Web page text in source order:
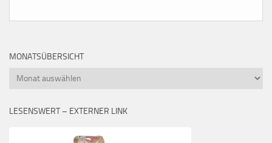
MONATSÜBERSICHT
Monatsübersicht
LESENSWERT – EXTERNER LINK